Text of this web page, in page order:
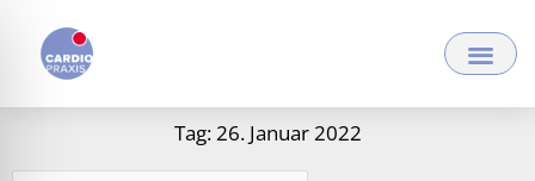
Inhalt
springen
Tag: 26. Januar 2022